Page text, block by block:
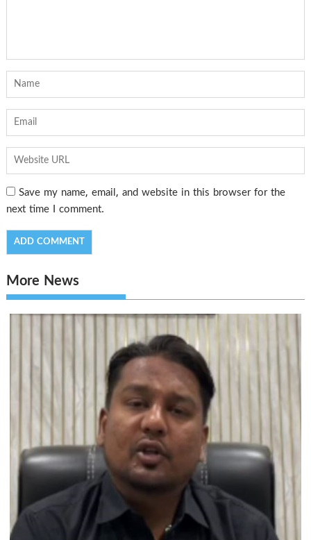
Save my name, email, and website in this browser for the
next time I comment.
More News